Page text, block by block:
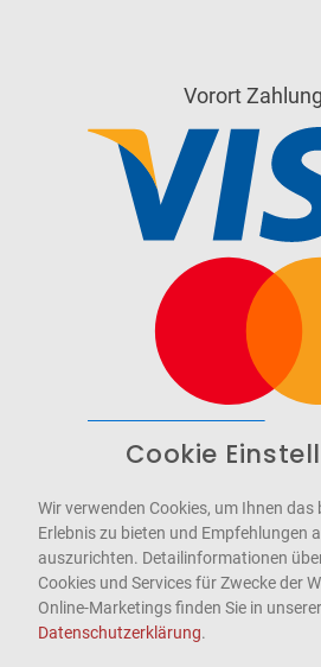
Vorort
WCAG-2.1-AA
Cookie
Wir verwenden Cookies, um Ihnen
Erlebnis zu bieten und Empfehlungen
auszurichten. Detailinformationen
Cookies und Services für Zwecke der
Online-Marketings finden Sie in unserer
Datenschutzerklärung.